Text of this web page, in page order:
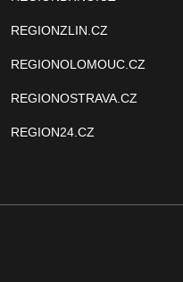
REGIONZLIN.CZ
REGIONOLOMOUC.CZ
REGIONOSTRAVA.CZ
REGION24.CZ